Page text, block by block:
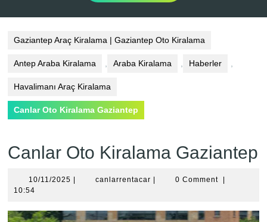
Gaziantep Araç Kiralama | Gaziantep Oto Kiralama
Antep Araba Kiralama , Araba Kiralama , Haberler ,
Havalimanı Araç Kiralama
Canlar Oto Kiralama Gaziantep
Canlar Oto Kiralama Gaziantep
10/11/2025 10/11/2025canlarrentacar canlarrentacar
0 Comment
10:54